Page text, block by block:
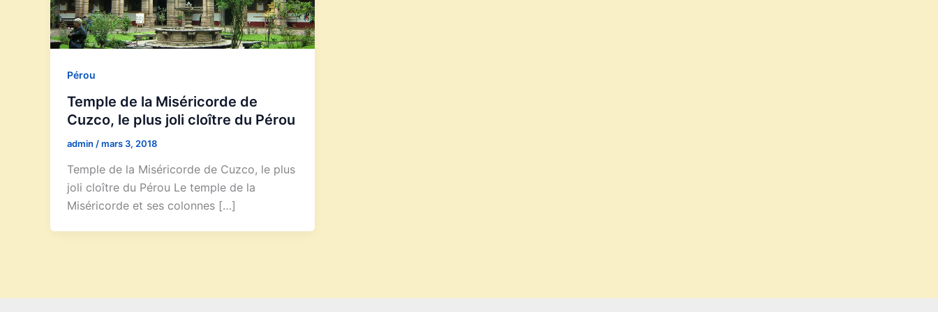
Pérou
Temple de la Miséricorde de
Cuzco, le plus joli cloître du Pérou
admin /mars 3, 2018
Temple de la Miséricorde de Cuzco, le plus
joli cloître du Pérou Le temple de la
Miséricorde et ses colonnes […]